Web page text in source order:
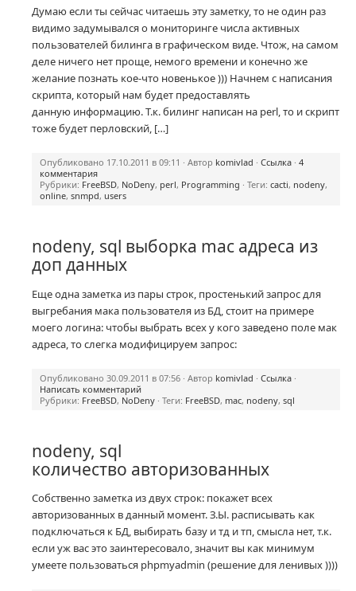
Думаю если ты сейчас читаешь эту заметку, то не один раз
видимо задумывался о мониторинге числа активных
пользователей билинга в графическом виде. Чтож, на самом
деле ничего нет проще, немого времени и конечно же
желание познать кое-что новенькое ))) Начнем с написания
скрипта, который нам будет предоставлять
данную информацию. Т.к. билинг написан на perl, то и скрипт
тоже будет перловский, […]
Опубликовано 17.10.2011 в 09:11 · Автор komivlad · Ссылка · 4
комментария
Рубрики: FreeBSD, NoDeny, perl, Programming · Теги: cacti, nodeny,
online, snmpd, users
nodeny, sql выборка mac адреса из
доп данных
Еще одна заметка из пары строк, простенький запрос для
выгребания мака пользователя из БД, стоит на примере
моего логина: чтобы выбрать всех у кого заведено поле мак
адреса, то слегка модифицируем запрос:
Опубликовано 30.09.2011 в 07:56 · Автор komivlad · Ссылка ·
Написать комментарий
Рубрики: FreeBSD, NoDeny · Теги: FreeBSD, mac, nodeny, sql
nodeny, sql
количество авторизованных
Собственно заметка из двух строк: покажет всех
авторизованных в данный момент. З.Ы. расписывать как
подключаться к БД, выбирать базу и тд и тп, смысла нет, т.к.
если уж вас это заинтересовало, значит вы как минимум
умеете пользоваться phpmyadmin (решение для ленивых ))))